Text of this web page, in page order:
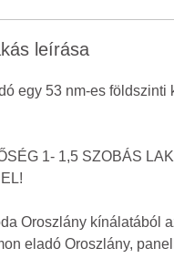
leírása
egy 53 nm-es földszinti
1- 1,5 SZOBÁS
Oroszlány kínálatából
eladó Oroszlány,